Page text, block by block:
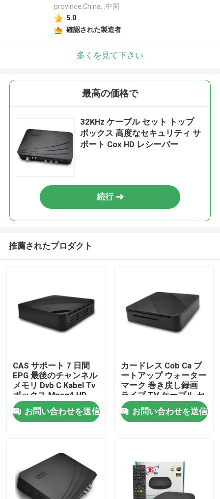
ホーム
製品
企業情報
会社案内
province,China. ,中国
5.0
確認された製造者
多くを見て下さい
最高の価格で
32KHz ケーブル セット トップ
ボックス 高度なセキュリティ サ
ポート Cox HD レシーバー
続行
推薦されたプロダクト
CAS サポート 7 日間
EPG 最後のチャンネル
メモリ Dvb C Kabel Tv
ボックス Mpeg4 HD
お問い合わせを送信
カードレス Cob Ca ブ
ートアップ ウォーター
マーク 巻き戻し録画
ライブ TV ケーブル セ
ットトップ ボックス
お問い合わせを送信